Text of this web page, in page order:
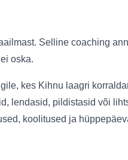
Selline coaching
oska.
kes Kihnu laagri
lendasid, pildistasid või
koolitused ja